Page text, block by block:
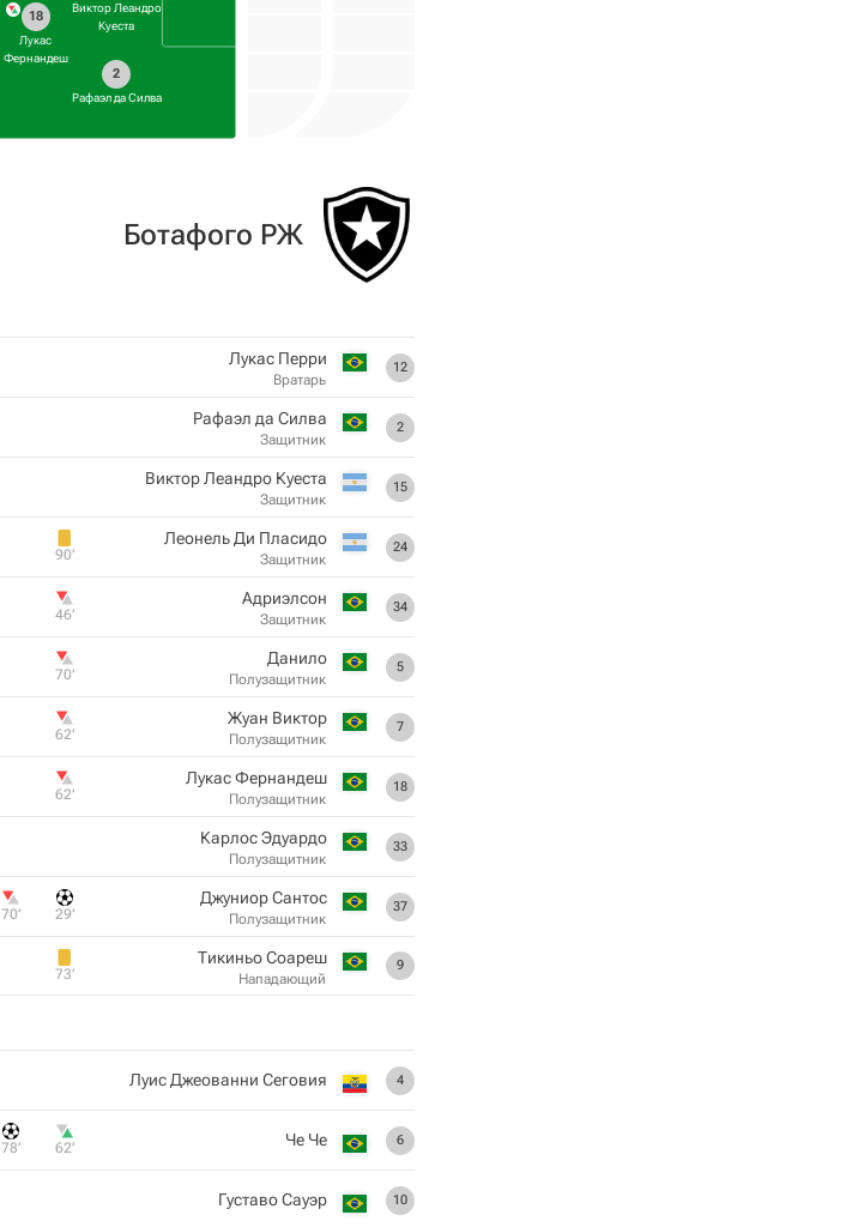
Виктор Леандро
Куеста
2
Рафаэл да Силва
18
Лукас
Фернандеш
Ботафого РЖ
12
Лукас Перри
Вратарь
2
Рафаэл да Силва
Защитник
15
Виктор Леандро Куеста
Защитник
24
Леонель Ди Пласидо
Защитник
90‎’‎
34
Адриэлсон
Защитник
46‎’‎
5
Данило
Полузащитник
70‎’‎
7
Жуан Виктор
Полузащитник
62‎’‎
18
Лукас Фернандеш
Полузащитник
62‎’‎
33
Карлос Эдуардо
Полузащитник
37
Джуниор Сантос
Полузащитник
29‎’‎
70‎’‎
9
Тикиньо Соареш
Нападающий
73‎’‎
4
Луис Джеованни Сеговия
6
Че Че
62‎’‎
78‎’‎
10
Густаво Сауэр